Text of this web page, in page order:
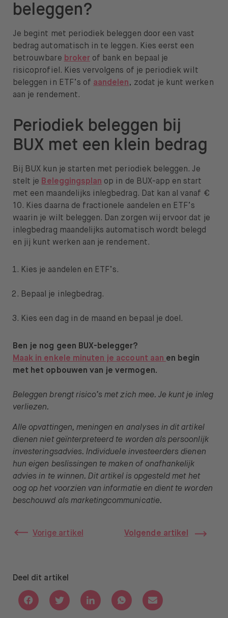
beleggen?
Je begint met periodiek beleggen door een vast
bedrag automatisch in te leggen. Kies eerst een
betrouwbare broker of bank en bepaal je
risicoprofiel. Kies vervolgens of je periodiek wilt
beleggen in ETF’s of aandelen, zodat je kunt werken
aan je rendement.
Periodiek beleggen bij
BUX met een klein bedrag
Bij BUX kun je starten met periodiek beleggen. Je
stelt je Beleggingsplan op in de BUX-app en start
met een maandelijks inlegbedrag. Dat kan al vanaf €
10. Kies daarna de fractionele aandelen en ETF’s
waarin je wilt beleggen. Dan zorgen wij ervoor dat je
inlegbedrag maandelijks automatisch wordt belegd
en jij kunt werken aan je rendement.
Kies je aandelen en ETF’s.
Bepaal je inlegbedrag.
Kies een dag in de maand en bepaal je doel.
Ben je nog geen BUX-belegger?
Maak in enkele minuten je account aan en begin
met het opbouwen van je vermogen.
Beleggen brengt risico’s met zich mee. Je kunt je inleg
verliezen.
Alle opvattingen, meningen en analyses in dit artikel
dienen niet geïnterpreteerd te worden als persoonlijk
investeringsadvies. Individuele investeerders dienen
hun eigen beslissingen te maken of onafhankelijk
advies in te winnen. Dit artikel is opgesteld met het
oog op het voorzien van informatie en dient te worden
beschouwd als marketingcommunicatie.
Vorige artikel Volgende artikel
Deel dit artikel
Deel via Facebook
Deel via TwitterDeel via Linkedin
Deel via Whatsapp
Deel via Email